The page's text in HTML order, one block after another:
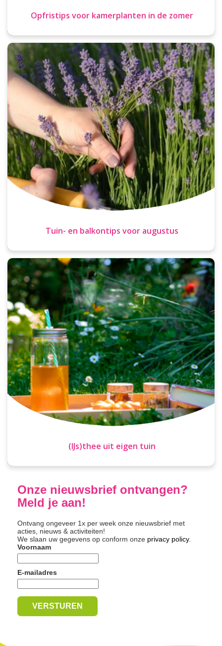
Opfristips voor kamerplanten in de zomer
Tuin- en balkontips voor augustus
(IJs)thee uit eigen tuin
Onze nieuwsbrief ontvangen?
Meld je aan!
Ontvang ongeveer 1x per week onze nieuwsbrief met
acties, nieuws & activiteiten!
We slaan uw gegevens op conform onze privacy policy.
Voornaam
E-mailadres